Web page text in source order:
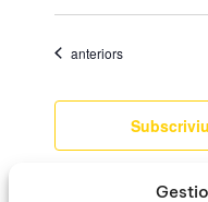
data.
Esdeveniments
anteriors